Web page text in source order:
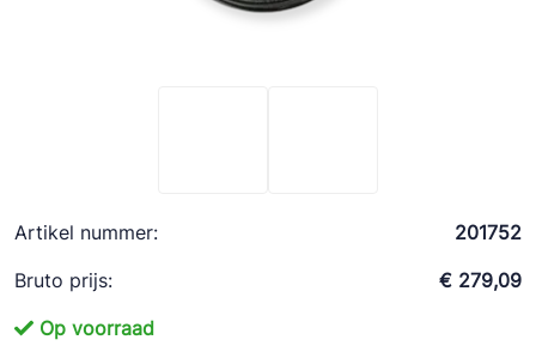
Artikel nummer:
201752
Bruto prijs:
€ 279,09
Op voorraad